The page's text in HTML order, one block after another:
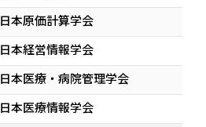
日本原価計算学会
日本経営情報学会
日本医療・病院管理学会
日本医療情報学会